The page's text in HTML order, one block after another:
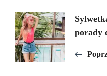
Nawigacja
wpisu
porady